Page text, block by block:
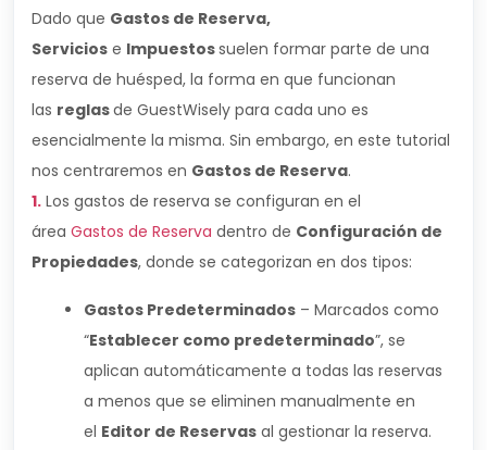
Dado que Gastos de Reserva,
Servicios e Impuestossuelen formar parte de una
reserva de huésped, la forma en que funcionan
las reglasde GuestWisely para cada uno es
esencialmente la misma. Sin embargo, en este tutorial
nos centraremos en Gastos de Reserva.
1. Los gastos de reserva se configuran en el
área Gastos de Reserva dentro de Configuración de
Propiedades, donde se categorizan en dos tipos:
Gastos Predeterminados – Marcados como
“Establecer como predeterminado”, se
aplican automáticamente a todas las reservas
a menos que se eliminen manualmente en
el Editor de Reservas al gestionar la reserva.